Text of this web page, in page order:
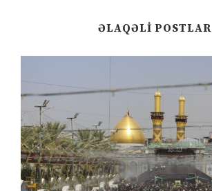
ƏLAQƏLI POSTLAR